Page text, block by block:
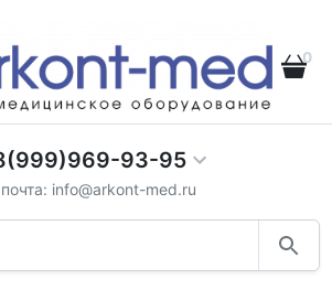
0
93-95
info@arkont-med.ru